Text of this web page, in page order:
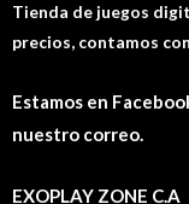
Tienda de juegos
precios, contamos
Estamos en
nuestro correo.
EXOPLAY ZONE C.A